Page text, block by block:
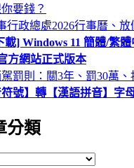
要錢？
行政總處2026行事曆、放
載] Windows 11 簡體/繁
方網站正式版本
罰則：關3年、罰30萬、
符號】轉【漢語拼音】字
分類